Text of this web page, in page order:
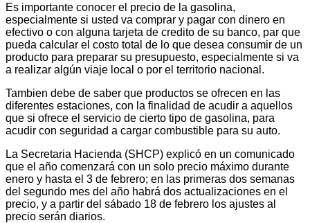
Es importante conocer el precio de la gasolina,
especialmente si usted va comprar y pagar con dinero en
efectivo o con alguna tarjeta de credito de su banco, par que
pueda calcular el costo total de lo que desea consumir de un
producto para preparar su presupuesto, especialmente si va
a realizar algún viaje local o por el territorio nacional.
Tambien debe de saber que productos se ofrecen en las
diferentes estaciones, con la finalidad de acudir a aquellos
que si ofrece el servicio de cierto tipo de gasolina, para
acudir con seguridad a cargar combustible para su auto.
La Secretaria Hacienda (SHCP) explicó en un comunicado
que el año comenzará con un solo precio máximo durante
enero y hasta el 3 de febrero; en las primeras dos semanas
del segundo mes del año habrá dos actualizaciones en el
precio, y a partir del sábado 18 de febrero los ajustes al
precio serán diarios.